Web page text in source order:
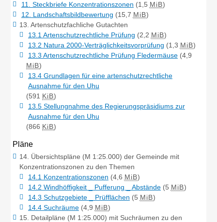
11. Steckbriefe Konzentrationszonen (1,5 MiB)
12. Landschaftsbildbewertung (15,7 MiB)
13. Artenschutzfachliche Gutachten
13.1 Artenschutzrechtliche Prüfung (2,2 MiB)
13.2 Natura 2000-Verträglichkeitsvorprüfung (1,3 MiB)
13.3 Artenschutzrechtliche Prüfung Fledermäuse(4,9
MiB)
13.4 Grundlagen für eine artenschutzrechtliche
Ausnahme für den Uhu
(591 KiB)
13.5 Stellungnahme des Regierungspräsidiums zur
Ausnahme für den Uhu
(866 KiB)
Pläne
14. Übersichtspläne (M 1:25.000) der Gemeinde mit
Konzentrationszonen zu den Themen
14.1 Konzentrationszonen (4,6 MiB)
14.2 Windhöffigkeit _ Pufferung _ Abstände(5 MiB)
14.3 Schutzgebiete _ Prüfflächen (5 MiB)
14.4 Suchräume(4,9 MiB)
15. Detailpläne (M 1:25.000) mit Suchräumen zu den